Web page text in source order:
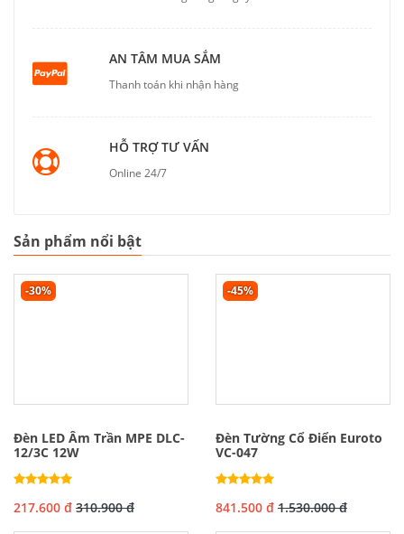
AN TÂM MUA SẮM
Thanh toán khi nhận hàng
HỖ TRỢ TƯ VẤN
Online 24/7
Sản phẩm nổi bật
-30%
Đèn LED Âm Trần MPE DLC-
12/3C 12W
217.600 đ 310.900 đ
-45%
Đèn Tường Cổ Điển Euroto
VC-047
841.500 đ 1.530.000 đ